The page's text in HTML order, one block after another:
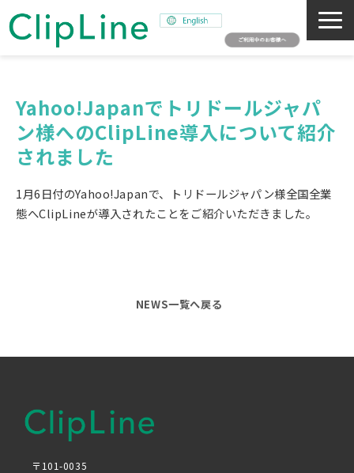
事業紹介
ミッション
採用情報
Yahoo!Japanでトリドールジャパ
ン様へのClipLine導入について紹介
されました
1月6日付のYahoo!Japanで、トリドールジャパン様全国全業
態へClipLineが導入されたことをご紹介いただきました。
NEWS一覧へ戻る
〒101-0035